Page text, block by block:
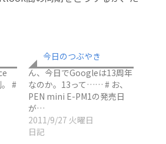
#
今日のつぶやき
ん、今日でGoogleは13周年
なのか。13って…… # お、
PEN mini E-PM1の発売日
が…
2011/9/27 火曜日
日記